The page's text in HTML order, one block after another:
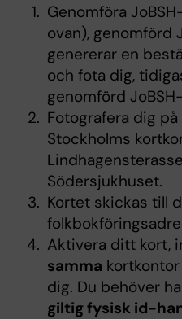
Genomföra
ovan), genomförd
genererar en
och fota dig,
genomförd
Fotografera dig
Stockholms
Södersjukhuset.
Kortet skickas till
Aktivera ditt kort,
samma
dig. Du behöver
giltig fysisk id-